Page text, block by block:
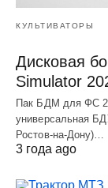
КУЛЬТИВАТОРЫ
Дисковая
Simulator
Пак БДМ для ФС
универсальная
Ростов-на-Дону)…
3 года ago